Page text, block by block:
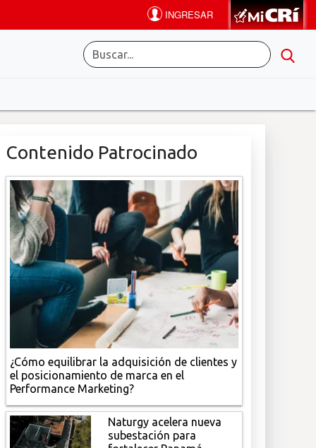
Contenido Patrocinado
¿Cómo equilibrar la adquisición de clientes y
el posicionamiento de marca en el
Performance Marketing?
Naturgy acelera nueva
subestación para